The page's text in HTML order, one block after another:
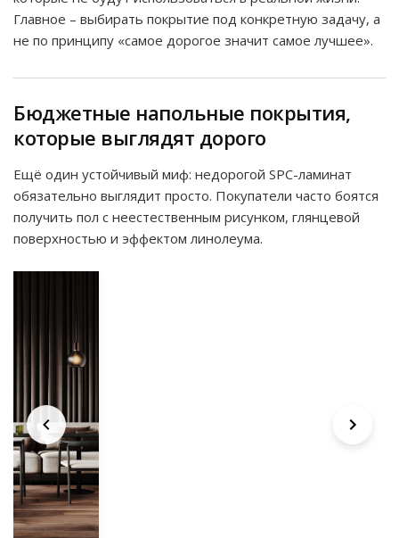
Главное – выбирать покрытие под конкретную задачу, а
не по принципу «самое дорогое значит самое лучшее».
Бюджетные напольные покрытия,
которые выглядят дорого
Ещё один устойчивый миф: недорогой SPC-ламинат
обязательно выглядит просто. Покупатели часто боятся
получить пол с неестественным рисунком, глянцевой
поверхностью и эффектом линолеума.